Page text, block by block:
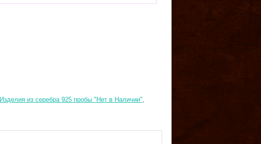
Изделия из серебра 925 пробы "Нет в Наличии",